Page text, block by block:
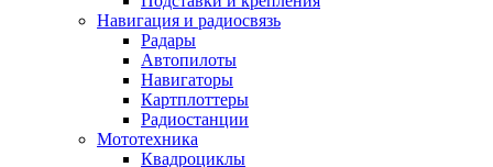
Навигация и радиосвязь
Радары
Автопилоты
Навигаторы
Картплоттеры
Радиостанции
Мототехника
Квадроциклы